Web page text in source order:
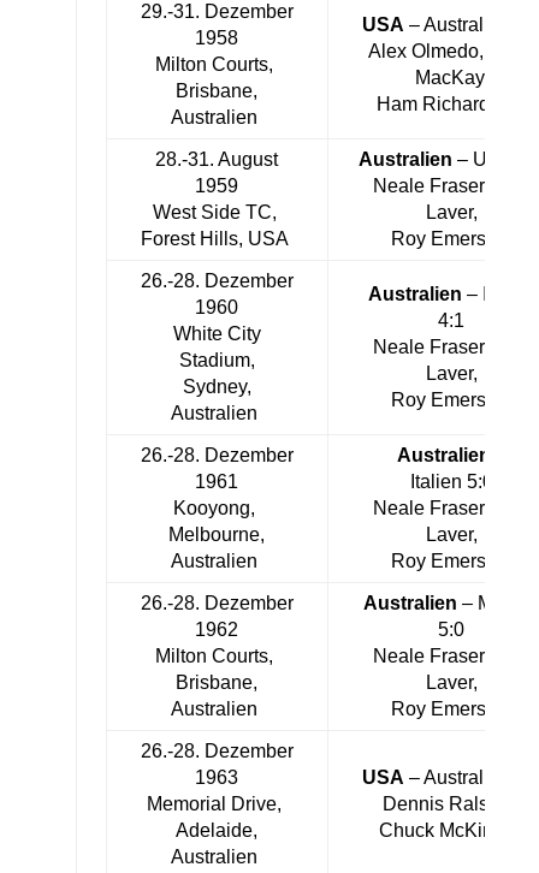
29.-31. Dezember
1958
Milton Courts,
Brisbane,
Australien
USA – Australien
Alex Olmedo, Barry
MacKay,
Ham Richardson
28.-31. August
1959
West Side TC,
Forest Hills, USA
Australien – USA
Neale Fraser, Rod
Laver,
Roy Emerson
26.-28. Dezember
1960
White City
Stadium,
Sydney,
Australien
Australien – Italien
4:1
Neale Fraser, Rod
Laver,
Roy Emerson
26.-28. Dezember
1961
Kooyong,
Melbourne,
Australien
Australien
Italien 5:0
Neale Fraser, Rod
Laver,
Roy Emerson
26.-28. Dezember
1962
Milton Courts,
Brisbane,
Australien
Australien – Mexico
5:0
Neale Fraser, Rod
Laver,
Roy Emerson
26.-28. Dezember
1963
Memorial Drive,
Adelaide,
Australien
USA – Australien
Dennis Ralston,
Chuck McKinley